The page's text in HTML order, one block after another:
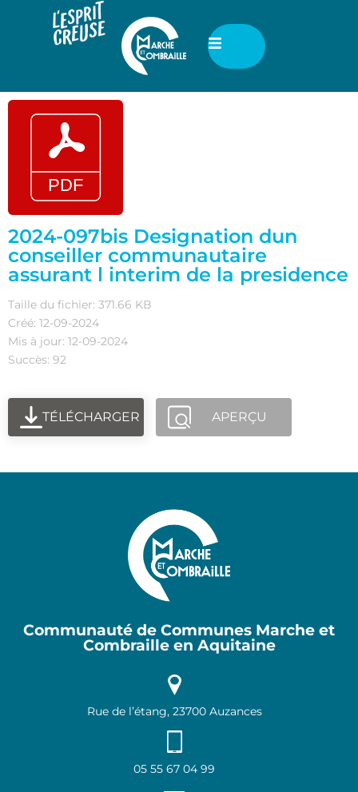
2024-097bis Designation dun
conseiller communautaire
assurant l interim de la presidence
Taille du fichier: 371.66 KB
Créé: 12-09-2024
Mis à jour: 12-09-2024
Succès: 92
TÉLÉCHARGER APERÇU
Communauté de Communes Marche et
Combraille en Aquitaine
Rue de l’étang, 23700 Auzances
05 55 67 04 99